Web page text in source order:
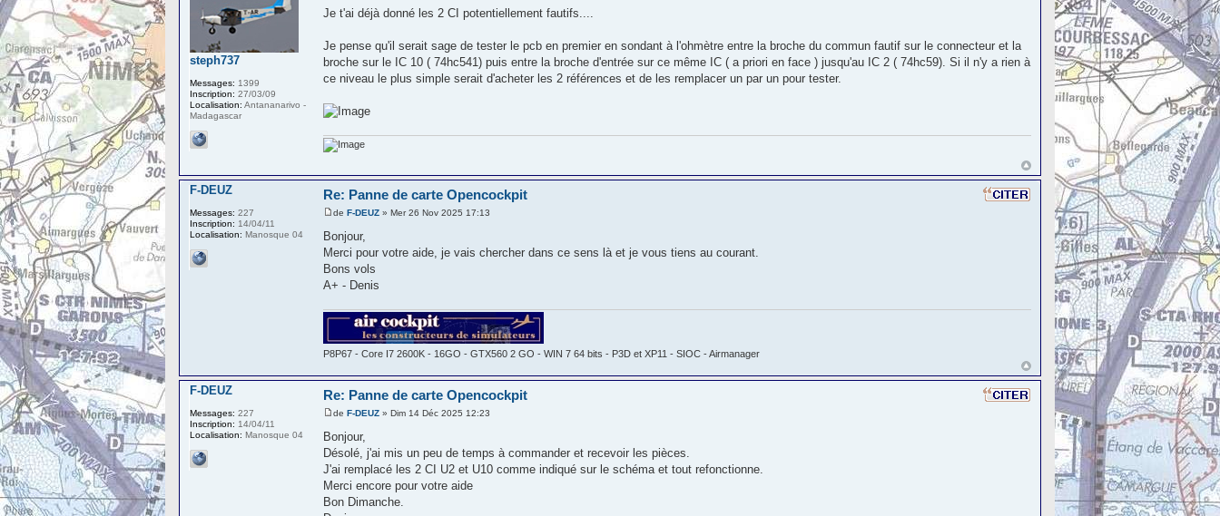
Je t'ai déjà donné les 2 CI potentiellement fautifs....
Je pense qu'il serait sage de tester le pcb en premier en sondant à l'ohmètre entre la broche du commun fautif sur le connecteur et la
broche sur le IC 10 ( 74hc541) puis entre la broche d'entrée sur ce même IC ( a priori en face ) jusqu'au IC 2 ( 74hc59). Si il n'y a rien à
ce niveau le plus simple serait d'acheter les 2 références et de les remplacer un par un pour tester.
steph737
Messages: 1399
Inscription: 27/03/09
Localisation: Antananarivo -
Madagascar
Re: Panne de carte Opencockpit
deF-DEUZ » Mer 26 Nov 2025 17:13
Bonjour,
Merci pour votre aide, je vais chercher dans ce sens là et je vous tiens au courant.
Bons vols
A+ - Denis
P8P67 - Core I7 2600K - 16GO - GTX560 2 GO - WIN 7 64 bits - P3D et XP11 - SIOC - Airmanager
F-DEUZ
Messages: 227
Inscription: 14/04/11
Localisation: Manosque 04
Re: Panne de carte Opencockpit
deF-DEUZ » Dim 14 Déc 2025 12:23
Bonjour,
Désolé, j'ai mis un peu de temps à commander et recevoir les pièces.
J'ai remplacé les 2 CI U2 et U10 comme indiqué sur le schéma et tout refonctionne.
Merci encore pour votre aide
Bon Dimanche.
F-DEUZ
Messages: 227
Inscription: 14/04/11
Localisation: Manosque 04